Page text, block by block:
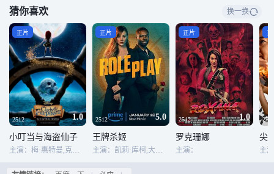
猜你喜欢 换一换
2512 1.0
正片
小叮当与海盗仙子
主演：梅·惠特曼,克里斯蒂娜·亨德里克斯,汤姆·希德勒斯顿,刘玉玲,雷文-西蒙尼,梅根·希尔提,帕梅拉·阿德龙,安吉拉·巴蒂斯,吉姆·卡明斯,卡洛斯·庞丝,米克·温格特,凯文·迈克尔·理查德森,杰夫·贝内特,罗伯·鲍森,格蕾·德丽斯勒,凯瑞·华格伦,简·霍洛克斯,杰西·麦卡尼,安杰丽卡·休斯顿
2512 5.0
正片
王牌杀姬
主演：凯莉·库柯,大卫·奥伊罗,比尔·奈伊,康妮·尼尔森,鲁迪·达马林加姆,Lucia Aliu,Reagan Bryan-Gudgeon,西蒙·德兰尼,索妮塔·亨利,Jade-Eleena Dregorius,Julia Schunevitsch,斯蒂芬妮·利瓦伊-约翰,Steffen Jung,Betty Kaplan,Dong Hyun Yoon,Matthias Schmidt,Moritz Berg,Angus McGruther,多米尼克·霍尔姆斯,乔纳森·法伊拉
2512 1.0
正片
罗克珊娜
主演：
2512
正
尖